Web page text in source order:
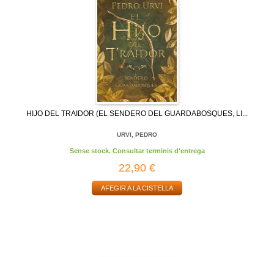
HIJO DEL TRAIDOR (EL SENDERO DEL GUARDABOSQUES, LI...
URVI, PEDRO
Sense stock. Consultar terminis d'entrega
22,90 €
AFEGIR A LA CISTELLA